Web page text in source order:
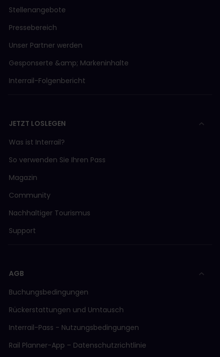
Stellenangebote
Pressebereich
Unser Partner werden
Gesponserte &amp; Markeninhalte
Interrail-Folgenbericht
JETZT LOSLEGEN
Was ist Interrail?
So verwenden Sie Ihren Pass
Magazin
Community
Nachhaltiger Tourismus
Support
AGB
Buchungsbedingungen
Rückerstattungen und Umtausch
Interrail-Pass - Nutzungsbedingungen
Rail Planner-App – Datenschutzrichtlinie